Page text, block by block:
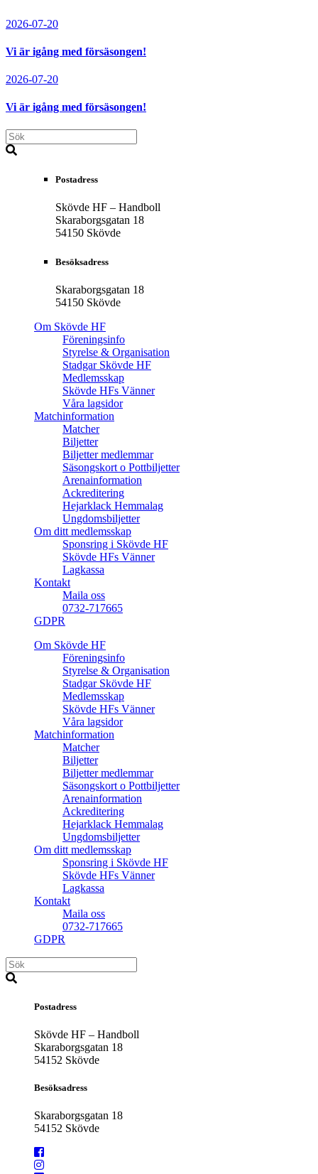
2026-07-20
Vi är igång med försäsongen!
2026-07-20
Vi är igång med försäsongen!
Postadress
Skövde HF – Handboll
Skaraborgsgatan 18
54150 Skövde
Besöksadress
Skaraborgsgatan 18
54150 Skövde
Om Skövde HF
Föreningsinfo
Styrelse & Organisation
Stadgar Skövde HF
Medlemsskap
Skövde HFs Vänner
Våra lagsidor
Matchinformation
Matcher
Biljetter
Biljetter medlemmar
Säsongskort o Pottbiljetter
Arenainformation
Ackreditering
Hejarklack Hemmalag
Ungdomsbiljetter
Om ditt medlemsskap
Sponsring i Skövde HF
Skövde HFs Vänner
Lagkassa
Kontakt
Maila oss
0732-717665
GDPR
Om Skövde HF
Föreningsinfo
Styrelse & Organisation
Stadgar Skövde HF
Medlemsskap
Skövde HFs Vänner
Våra lagsidor
Matchinformation
Matcher
Biljetter
Biljetter medlemmar
Säsongskort o Pottbiljetter
Arenainformation
Ackreditering
Hejarklack Hemmalag
Ungdomsbiljetter
Om ditt medlemsskap
Sponsring i Skövde HF
Skövde HFs Vänner
Lagkassa
Kontakt
Maila oss
0732-717665
GDPR
Postadress
Skövde HF – Handboll
Skaraborgsgatan 18
54152 Skövde
Besöksadress
Skaraborgsgatan 18
54152 Skövde